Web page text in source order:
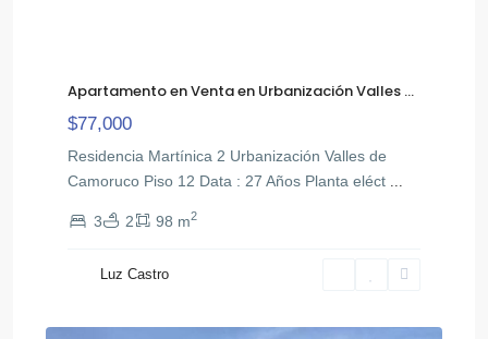
Apartamento en Venta en Urbanización Valles ...
$77,000
Residencia Martínica 2 Urbanización Valles de
Camoruco Piso 12 Data : 27 Años Planta eléct
3 2 98 m2
Luz Castro
El